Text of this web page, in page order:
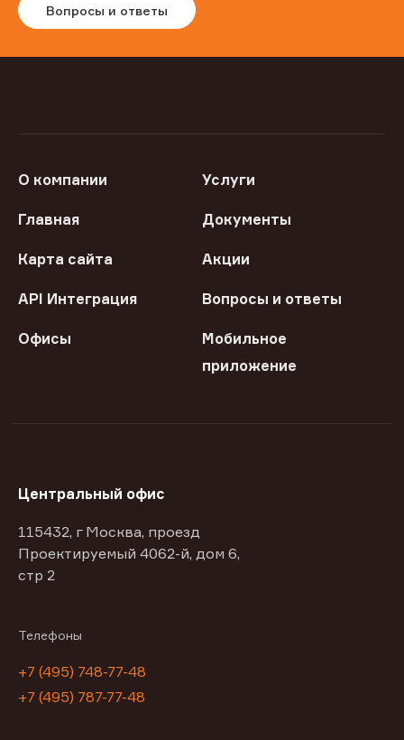
Вопросы и ответы
О компании Услуги
Главная Документы
Карта сайта Акции
API Интеграция Вопросы и ответы
Офисы
Мобильное
приложение
Центральный офис
115432, г Москва, проезд
Проектируемый 4062-й, дом 6,
стр 2
Телефоны
+7 (495) 748-77-48
+7 (495) 787-77-48